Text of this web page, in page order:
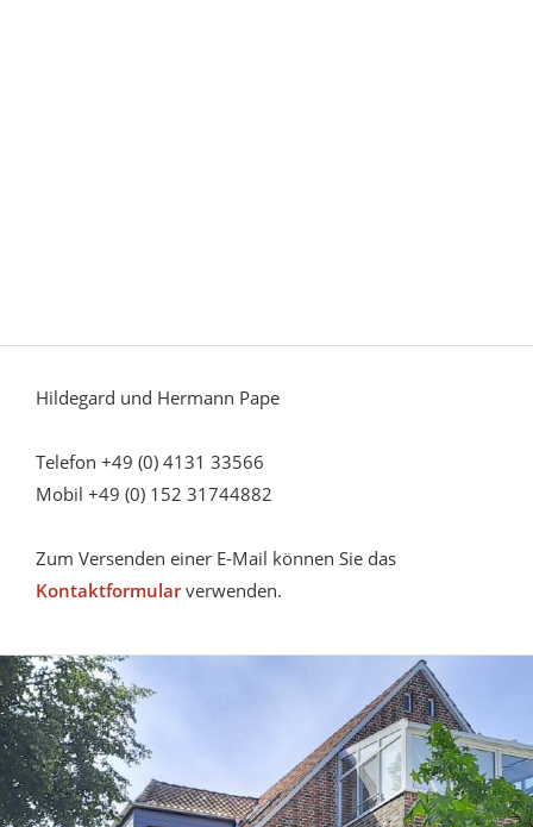
Hildegard und Hermann Pape
Telefon +49 (0) 4131 33566
Mobil +49 (0) 152 31744882
Zum Versenden einer E-Mail können Sie das
Kontaktformularverwenden.